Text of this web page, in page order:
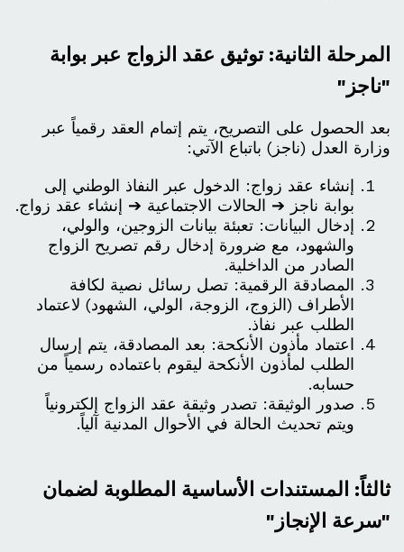
المرحلة الثانية: توثيق عقد الزواج عبر بوابة
"ناجز"
بعد الحصول على التصريح، يتم إتمام العقد رقمياً عبر
وزارة العدل (ناجز) باتباع الآتي:
إنشاء عقد زواج: الدخول عبر النفاذ الوطني إلى
بوابة ناجز ➔ الحالات الاجتماعية ➔ إنشاء عقد زواج.
إدخال البيانات: تعبئة بيانات الزوجين، والولي،
والشهود، مع ضرورة إدخال رقم تصريح الزواج
الصادر من الداخلية.
المصادقة الرقمية: تصل رسائل نصية لكافة
الأطراف (الزوج، الزوجة، الولي، الشهود) لاعتماد
الطلب عبر نفاذ.
اعتماد مأذون الأنكحة: بعد المصادقة، يتم إرسال
الطلب لمأذون الأنكحة ليقوم باعتماده رسمياً من
حسابه.
صدور الوثيقة: تصدر وثيقة عقد الزواج إلكترونياً
ويتم تحديث الحالة في الأحوال المدنية آلياً.
ثالثاً: المستندات الأساسية المطلوبة لضمان
"سرعة الإنجاز"